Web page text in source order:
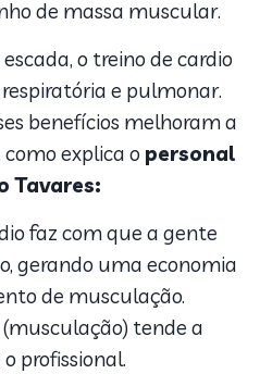
de massa muscular.
o treino de cardio
e pulmonar.
benefícios melhoram a
explica o personal
Tavares:
faz com que a gente
gerando uma economia
de musculação.
tende a
profissional.